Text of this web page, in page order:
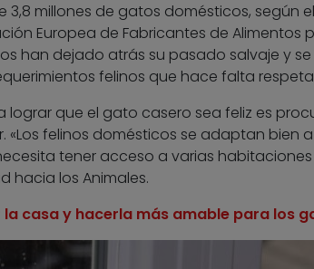
3,8 millones de gatos domésticos, según
Europea de Fabricantes de Alimentos
han dejado atrás su pasado salvaje y
felinos que hace falta
lograr que el gato casero sea feliz es
felinos domésticos se adaptan bien
tener acceso a varias
hacia los Animales.
casa y hacerla más amable para los